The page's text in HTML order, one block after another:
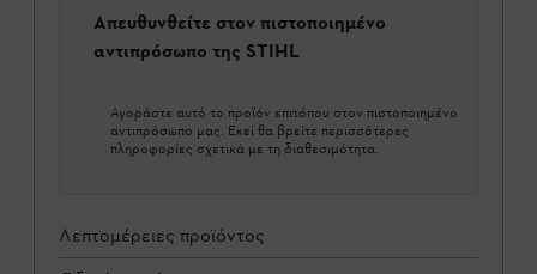
Απευθυνθείτε στον πιστοποιημένο
αντιπρόσωπο της STIHL
Αγοράστε αυτό το προϊόν επιτόπου στον πιστοποιημένο
αντιπρόσωπο μας. Εκεί θα βρείτε περισσότερες
πληροφορίες σχετικά με τη διαθεσιμότητα.
Λεπτομέρειες προϊόντος